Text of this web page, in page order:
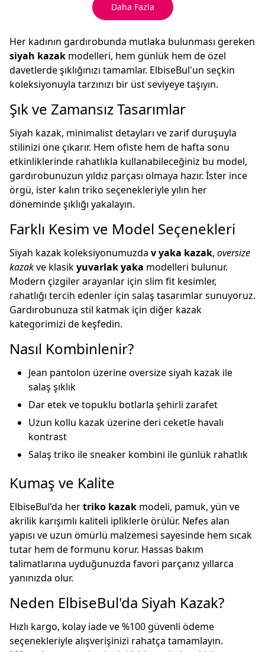
Daha Fazla
Her kadının gardırobunda mutlaka bulunması gereken
siyah kazak modelleri, hem günlük hem de özel
davetlerde şıklığınızı tamamlar. ElbiseBul'un seçkin
koleksiyonuyla tarzınızı bir üst seviyeye taşıyın.
Şık ve Zamansız Tasarımlar
Siyah kazak, minimalist detayları ve zarif duruşuyla
stilinizi öne çıkarır. Hem ofiste hem de hafta sonu
etkinliklerinde rahatlıkla kullanabileceğiniz bu model,
gardırobunuzun yıldız parçası olmaya hazır. İster ince
örgü, ister kalın triko seçenekleriyle yılın her
döneminde şıklığı yakalayın.
Farklı Kesim ve Model Seçenekleri
Siyah kazak koleksiyonumuzda v yaka kazak, oversize
kazakve klasikyuvarlak yaka modelleri bulunur.
Modern çizgiler arayanlar için slim fit kesimler,
rahatlığı tercih edenler için salaş tasarımlar sunuyoruz.
Gardırobunuza stil katmak için diğer kazak
kategorimizi de keşfedin.
Nasıl Kombinlenir?
Jean pantolon üzerine oversize siyah kazak ile
salaş şıklık
Dar etek ve topuklu botlarla şehirli zarafet
Uzun kollu kazak üzerine deri ceketle havalı
kontrast
Salaş triko ile sneaker kombini ile günlük rahatlık
Kumaş ve Kalite
ElbiseBul'da hertriko kazak modeli, pamuk, yün ve
akrilik karışımlı kaliteli ipliklerle örülür. Nefes alan
yapısı ve uzun ömürlü malzemesi sayesinde hem sıcak
tutar hem de formunu korur. Hassas bakım
talimatlarına uyduğunuzda favori parçanız yıllarca
yanınızda olur.
Neden ElbiseBul'da Siyah Kazak?
Hızlı kargo, kolay iade ve %100 güvenli ödeme
seçenekleriyle alışverişinizi rahatça tamamlayın.